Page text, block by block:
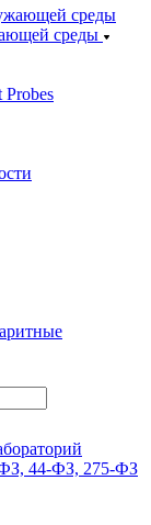
среды
Probes
44-ФЗ, 275-ФЗ